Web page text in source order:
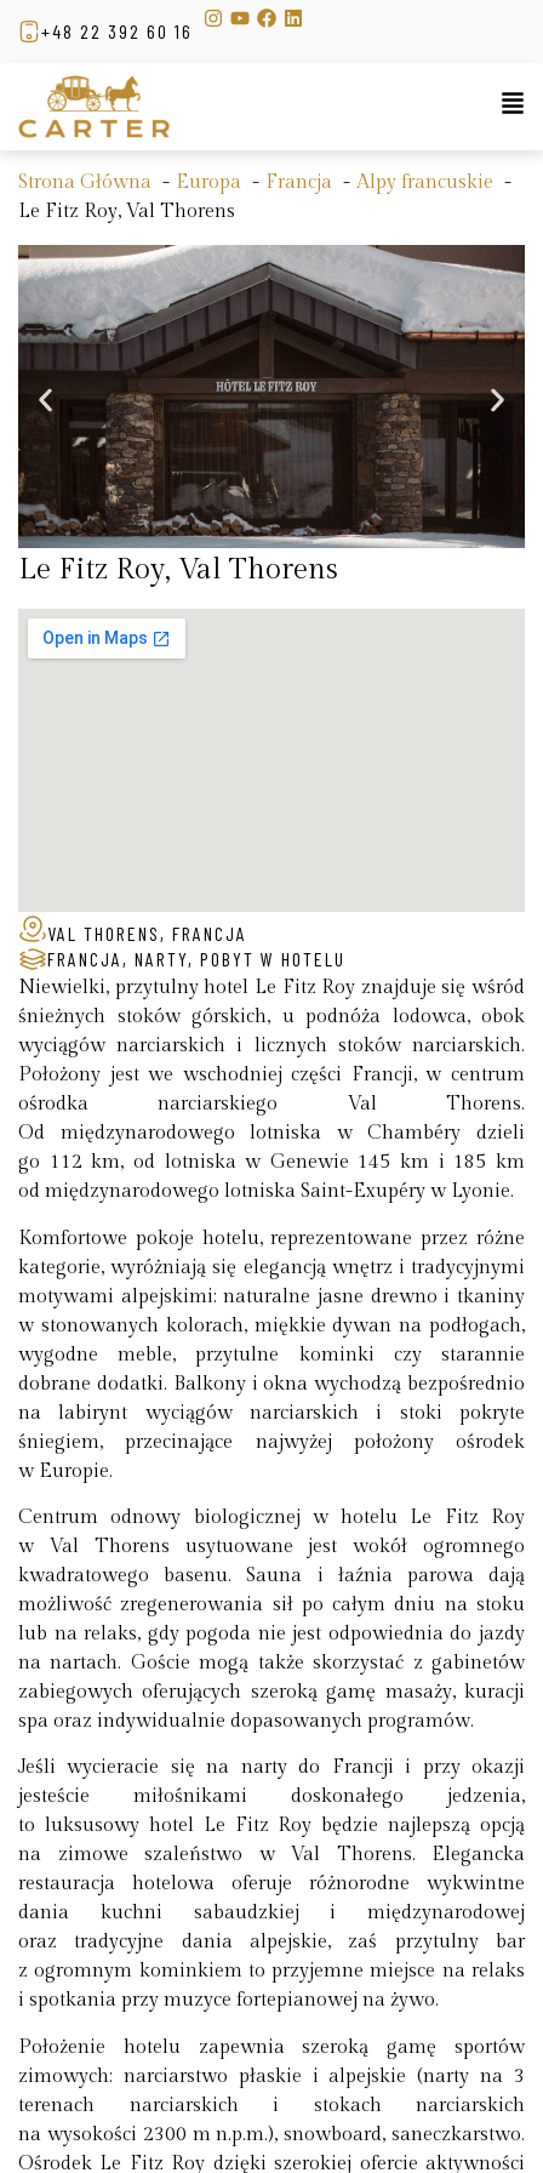
+48 22 392 60 16
Strona Główna Europa Francja
Alpy francuskie
Le Fitz Roy, Val Thorens
Le Fitz Roy, Val Thorens
VAL THORENS, FRANCJA
FRANCJA , NARTY, POBYT W HOTELU
Niewielki, przytulny hotel Le Fitz Roy znajduje się wśród
śnieżnych stoków górskich, u podnóża lodowca, obok
wyciągów narciarskich i licznych stoków narciarskich.
Położony jest we wschodniej części Francji, w centrum
ośrodka narciarskiego Val Thorens.
Od międzynarodowego lotniska w Chambéry dzieli
go 112 km, od lotniska w Genewie 145 km i 185 km
od międzynarodowego lotniska Saint-Exupéry w Lyonie.
Komfortowe pokoje hotelu, reprezentowane przez różne
kategorie, wyróżniają się elegancją wnętrz i tradycyjnymi
motywami alpejskimi: naturalne jasne drewno i tkaniny
w stonowanych kolorach, miękkie dywan na podłogach,
wygodne meble, przytulne kominki czy starannie
dobrane dodatki. Balkony i okna wychodzą bezpośrednio
na labirynt wyciągów narciarskich i stoki pokryte
śniegiem, przecinające najwyżej położony ośrodek
w Europie.
Centrum odnowy biologicznej w hotelu Le Fitz Roy
w Val Thorens usytuowane jest wokół ogromnego
kwadratowego basenu. Sauna i łaźnia parowa dają
możliwość zregenerowania sił po całym dniu na stoku
lub na relaks, gdy pogoda nie jest odpowiednia do jazdy
na nartach. Goście mogą także skorzystać z gabinetów
zabiegowych oferujących szeroką gamę masaży, kuracji
spa oraz indywidualnie dopasowanych programów.
Jeśli wycieracie się na narty do Francji i przy okazji
jesteście miłośnikami doskonałego jedzenia,
to luksusowy hotel Le Fitz Roy będzie najlepszą opcją
na zimowe szaleństwo w Val Thorens. Elegancka
restauracja hotelowa oferuje różnorodne wykwintne
dania kuchni sabaudzkiej i międzynarodowej
oraz tradycyjne dania alpejskie, zaś przytulny bar
z ogromnym kominkiem to przyjemne miejsce na relaks
i spotkania przy muzyce fortepianowej na żywo.
Położenie hotelu zapewnia szeroką gamę sportów
zimowych: narciarstwo płaskie i alpejskie (narty na 3
terenach narciarskich i stokach narciarskich
na wysokości 2300 m n.p.m.), snowboard, saneczkarstwo.
Ośrodek Le Fitz Roy dzięki szerokiej ofercie aktywności